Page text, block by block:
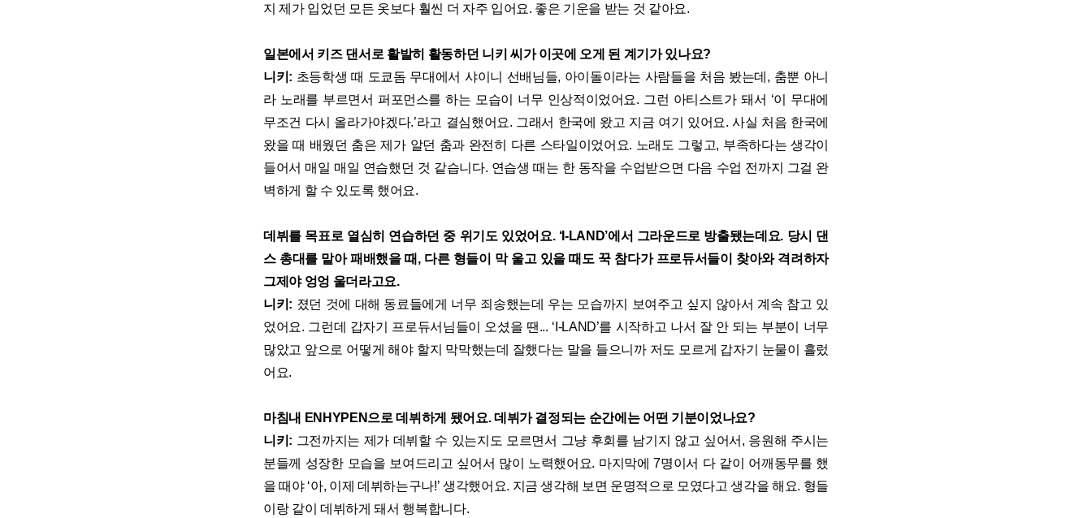
지 제가 입었던 모든 옷보다 훨씬 더 자주 입어요. 좋은 기운을 받는 것 같아요.
일본에서 키즈 댄서로 활발히 활동하던 니키 씨가 이곳에 오게 된 계기가 있나요?
니키: 초등학생 때 도쿄돔 무대에서 샤이니 선배님들, 아이돌이라는 사람들을 처음 봤는데, 춤뿐 아니
라 노래를 부르면서 퍼포먼스를 하는 모습이 너무 인상적이었어요. 그런 아티스트가 돼서 ‘이 무대에
무조건 다시 올라가야겠다.’라고 결심했어요. 그래서 한국에 왔고 지금 여기 있어요. 사실 처음 한국에
왔을 때 배웠던 춤은 제가 알던 춤과 완전히 다른 스타일이었어요. 노래도 그렇고, 부족하다는 생각이
들어서 매일 매일 연습했던 것 같습니다. 연습생 때는 한 동작을 수업받으면 다음 수업 전까지 그걸 완
벽하게 할 수 있도록 했어요.
데뷔를 목표로 열심히 연습하던 중 위기도 있었어요. ‘I-LAND’에서 그라운드로 방출됐는데요. 당시 댄
스 총대를 맡아 패배했을 때, 다른 형들이 막 울고 있을 때도 꾹 참다가 프로듀서들이 찾아와 격려하자
그제야 엉엉 울더라고요.
니키: 졌던 것에 대해 동료들에게 너무 죄송했는데 우는 모습까지 보여주고 싶지 않아서 계속 참고 있
었어요. 그런데 갑자기 프로듀서님들이 오셨을 땐... ‘I-LAND’를 시작하고 나서 잘 안 되는 부분이 너무
많았고 앞으로 어떻게 해야 할지 막막했는데 잘했다는 말을 들으니까 저도 모르게 갑자기 눈물이 흘렀
어요.
마침내 ENHYPEN으로 데뷔하게 됐어요. 데뷔가 결정되는 순간에는 어떤 기분이었나요?
니키: 그전까지는 제가 데뷔할 수 있는지도 모르면서 그냥 후회를 남기지 않고 싶어서, 응원해 주시는
분들께 성장한 모습을 보여드리고 싶어서 많이 노력했어요. 마지막에 7명이서 다 같이 어깨동무를 했
을 때야 ‘아, 이제 데뷔하는구나!’ 생각했어요. 지금 생각해 보면 운명적으로 모였다고 생각을 해요. 형들
이랑 같이 데뷔하게 돼서 행복합니다.